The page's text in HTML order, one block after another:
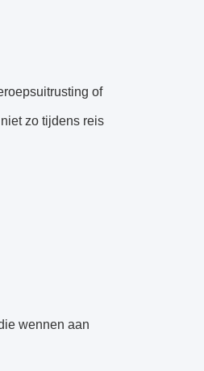
of
zo tijdens reis
wennen aan